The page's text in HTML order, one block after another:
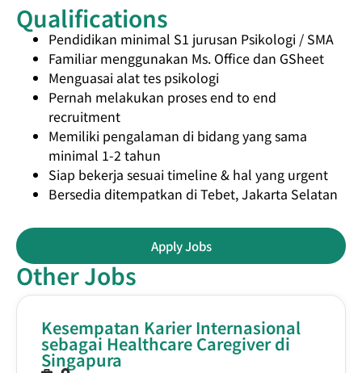
Qualifications
Pendidikan minimal S1 jurusan Psikologi / SMA
Familiar menggunakan Ms. Office dan GSheet
Menguasai alat tes psikologi
Pernah melakukan proses end to end
recruitment
Memiliki pengalaman di bidang yang sama
minimal 1-2 tahun
Siap bekerja sesuai timeline & hal yang urgent
Bersedia ditempatkan di Tebet, Jakarta Selatan
Apply Jobs
Other Jobs
Kesempatan Karier Internasional
sebagai Healthcare Caregiver di
Singapura